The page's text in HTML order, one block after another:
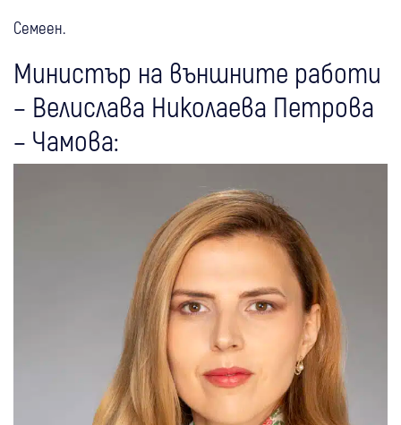
Семеен.
Министър на външните работи
– Велислава Николаева Петрова
– Чамова: